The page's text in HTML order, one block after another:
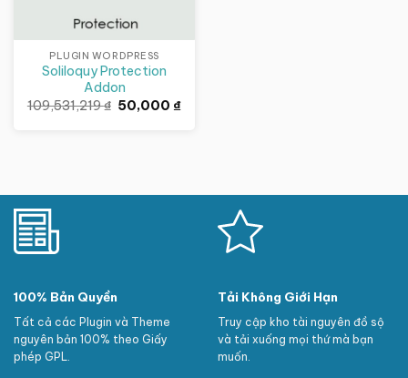
PLUGIN WORDPRESS
Soliloquy Protection
Addon
109,531,219₫ Giá
gốc
50,000₫Giá
100% Bản Quyền
Tất cả các Plugin và Theme
nguyên bản 100% theo Giấy
phép GPL.
Tải Không Giới Hạn
Truy cập kho tài nguyên đồ sộ
và tải xuống mọi thứ mà bạn
muốn.